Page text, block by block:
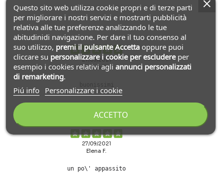
27/09/2021
Sonia T.
27/09/2021
Elena F.
un po\' appassito
Questo sito web utilizza cookie propri e di terze parti
per migliorare i nostri servizi e mostrarti pubblicità
relativa alle tue preferenze analizzando le tue
abitudinidi navigazione. Per dare il tuo consenso al
suo utilizzo, premi il pulsante Accettaoppure puoi
cliccare su personalizzare i cookie per escludereper
esempio i cookies relativi agli annunci personalizzati
di remarketing.
Piú info
Personalizzare i cookie
ACCETTO